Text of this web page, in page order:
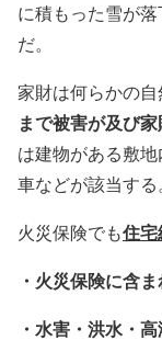
に積もった雪が
だ。
家財は何らかの自
まで被害が及び
は建物がある敷
車などが該当する
火災保険でも住宅
・火災保険に含
・水害・洪水・